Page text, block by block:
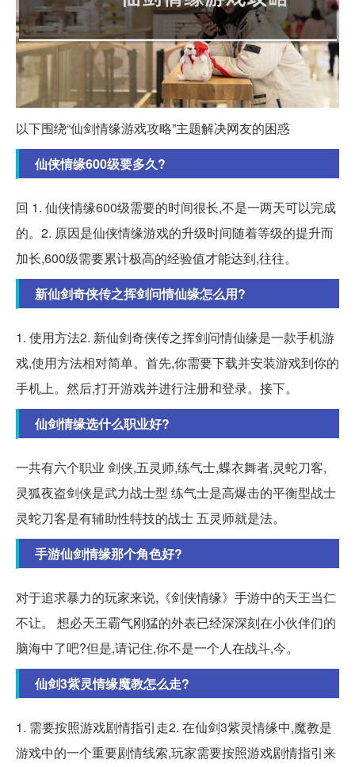
以下围绕“仙剑情缘游戏攻略”主题解决网友的困惑
仙侠情缘600级要多久?
回 1. 仙侠情缘600级需要的时间很长,不是一两天可以完成
的。2. 原因是仙侠情缘游戏的升级时间随着等级的提升而
加长,600级需要累计极高的经验值才能达到,往往。
新仙剑奇侠传之挥剑问情仙缘怎么用?
1. 使用方法2. 新仙剑奇侠传之挥剑问情仙缘是一款手机游
戏,使用方法相对简单。首先,你需要下载并安装游戏到你的
手机上。然后,打开游戏并进行注册和登录。接下。
仙剑情缘选什么职业好?
一共有六个职业 剑侠,五灵师,练气士,蝶衣舞者,灵蛇刀客,
灵狐夜盗剑侠是武力战士型 练气士是高爆击的平衡型战士
灵蛇刀客是有辅助性特技的战士 五灵师就是法。
手游仙剑情缘那个角色好?
对于追求暴力的玩家来说,《剑侠情缘》手游中的天王当仁
不让。 想必天王霸气刚猛的外表已经深深刻在小伙伴们的
脑海中了吧?但是,请记住,你不是一个人在战斗,今。
仙剑3紫灵情缘魔教怎么走?
1. 需要按照游戏剧情指引走2. 在仙剑3紫灵情缘中,魔教是
游戏中的一个重要剧情线索,玩家需要按照游戏剧情指引来